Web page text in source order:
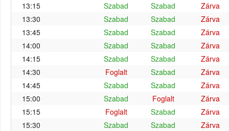
13:15
Szabad Szabad
Zárva
13:30
Szabad Szabad
Zárva
13:45
Szabad Szabad
Zárva
14:00
Szabad Szabad
Zárva
14:15
Szabad Szabad
Zárva
14:30
Foglalt Szabad
Zárva
14:45
Szabad Szabad
Zárva
15:00
Szabad Foglalt
Zárva
15:15
Foglalt Szabad
Zárva
15:30
Szabad Szabad
Zárva